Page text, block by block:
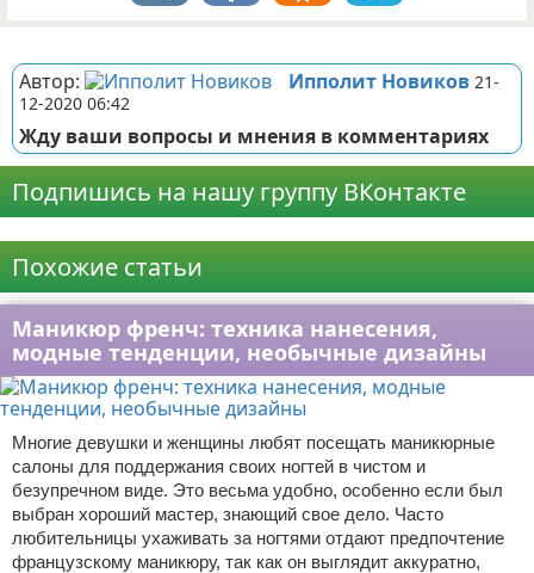
Автор: Ипполит Новиков 21-
12-2020 06:42
Жду ваши вопросы и мнения в комментариях
Подпишись на нашу группу ВКонтакте
Похожие статьи
Маникюр френч: техника нанесения,
модные тенденции, необычные дизайны
Многие девушки и женщины любят посещать маникюрные
салоны для поддержания своих ногтей в чистом и
безупречном виде. Это весьма удобно, особенно если был
выбран хороший мастер, знающий свое дело. Часто
любительницы ухаживать за ногтями отдают предпочтение
французскому маникюру, так как он выглядит аккуратно,